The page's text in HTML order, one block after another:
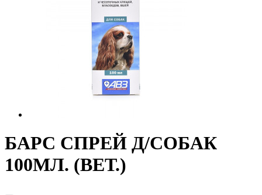
БАРС СПРЕЙ Д/СОБАК
100МЛ. (ВЕТ.)